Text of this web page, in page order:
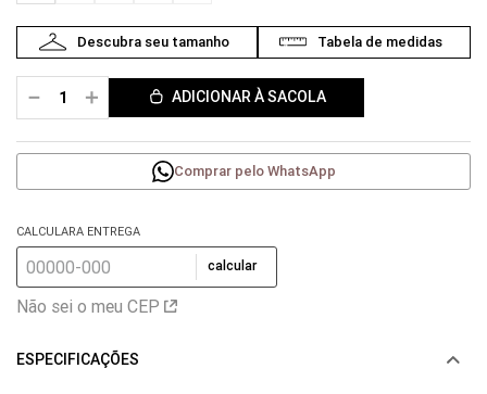
＋
－ ADICIONAR À SACOLA
Comprar pelo WhatsApp
CALCULARA ENTREGA
calcular
Não sei o meu CEP
ESPECIFICAÇÕES